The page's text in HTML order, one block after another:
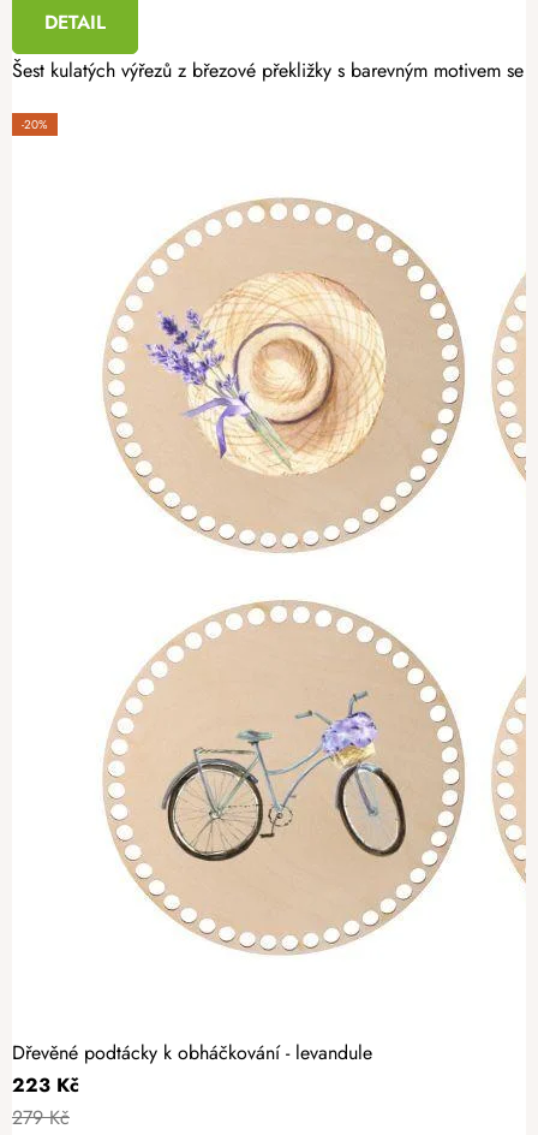
DETAIL
Šest kulatých výřezů z březové překližky s barevným motivem
-20%
Dřevěné podtácky k obháčkování - levandule
223 Kč
279 Kč